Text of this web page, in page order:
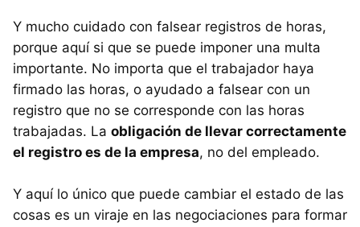
Y mucho cuidado con falsear registros de horas,
porque aquí si que se puede imponer una multa
importante. No importa que el trabajador haya
firmado las horas, o ayudado a falsear con un
registro que no se corresponde con las horas
trabajadas. La obligación de llevar correctamente
el registro es de la empresa, no del empleado.
Y aquí lo único que puede cambiar el estado de las
cosas es un viraje en las negociaciones para formar